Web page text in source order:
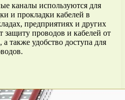
каналы используются для
и прокладки кабелей в
предприятиях и других
защиту проводов и кабелей от
также удобство доступа для